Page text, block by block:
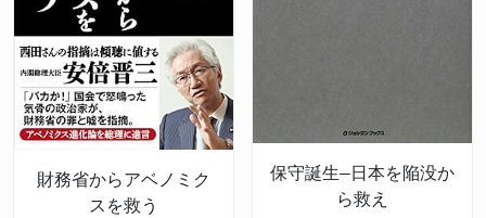
財務省からアベノミク
スを救う
保守誕生―日本を陥没か
ら救え